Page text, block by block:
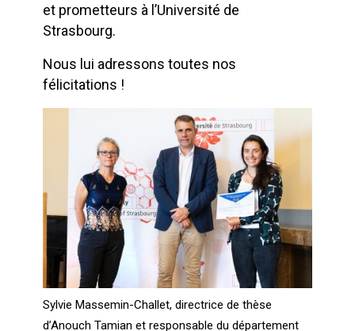
et prometteurs à l’Université de
Strasbourg.
Nous lui adressons toutes nos
félicitations !
Sylvie Massemin-Challet, directrice de thèse
d’Anouch Tamian et responsable du département